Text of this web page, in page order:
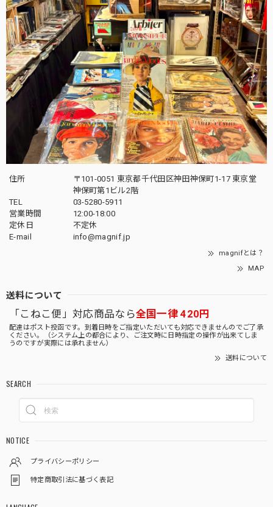
住所
〒101-0051 東京都千代田区神田神保町1-17 東京堂
神保町第1ビル2階
TEL
03-5280-5911
営業時間
12:00-18:00
定休日
不定休
E-mail
info@magnif.jp
magnifとは？
MAP
送料について
「こねこ便」対応商品なら全国一律 420円
配達はポスト投函です。到着日時をご指定いただいても対応できませんのでご了承
ください。（システム上の都合により、ご注文時に日時指定の操作が出来てしま
うのですが実際には承れません）
送料について
SEARCH
NOTICE
プライバシーポリシー
特定商取引法に基づく表記